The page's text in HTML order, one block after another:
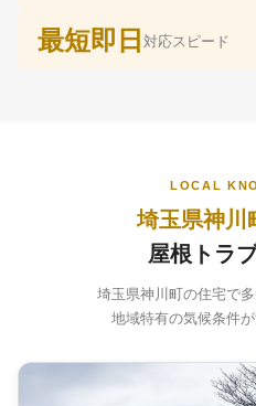
最短即日 対応スピード
LOCAL
埼玉県神川
屋根トラ
埼玉県神川町の住宅で多
地域特有の気候条件